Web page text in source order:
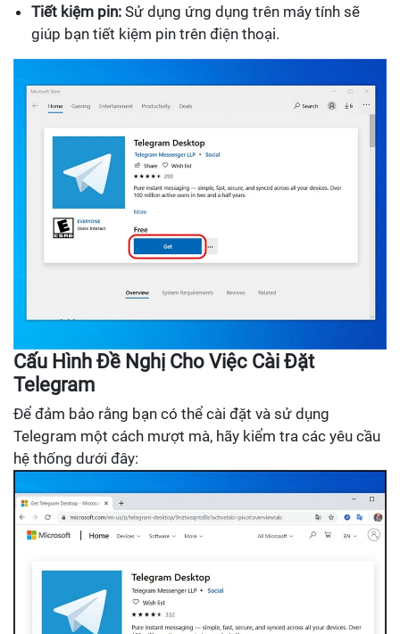
Tiết kiệm pin: Sử dụng ứng dụng trên máy tính sẽ
giúp bạn tiết kiệm pin trên điện thoại.
Cấu Hình Đề Nghị Cho Việc Cài Đặt
Telegram
Để đảm bảo rằng bạn có thể cài đặt và sử dụng
Telegram một cách mượt mà, hãy kiểm tra các yêu cầu
hệ thống dưới đây: